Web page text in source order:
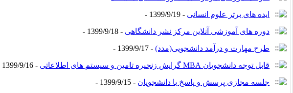
ایده های برتر علوم انسانی - 1399/9/19 -
دوره های آموزشی آنلاین مرکز نشر دانشگاهی - 1399/9/18 -
طرح مهارت و درآمد دانشجویی(مدد) - 1399/9/17 -
قابل توجه دانشجویان MBA گرایش زنجیره تامین و سیستم های اطلاعاتی - 1399/9/16 -
جلسه مجازی پرسش و پاسخ با دانشجویان - 1399/9/15 -